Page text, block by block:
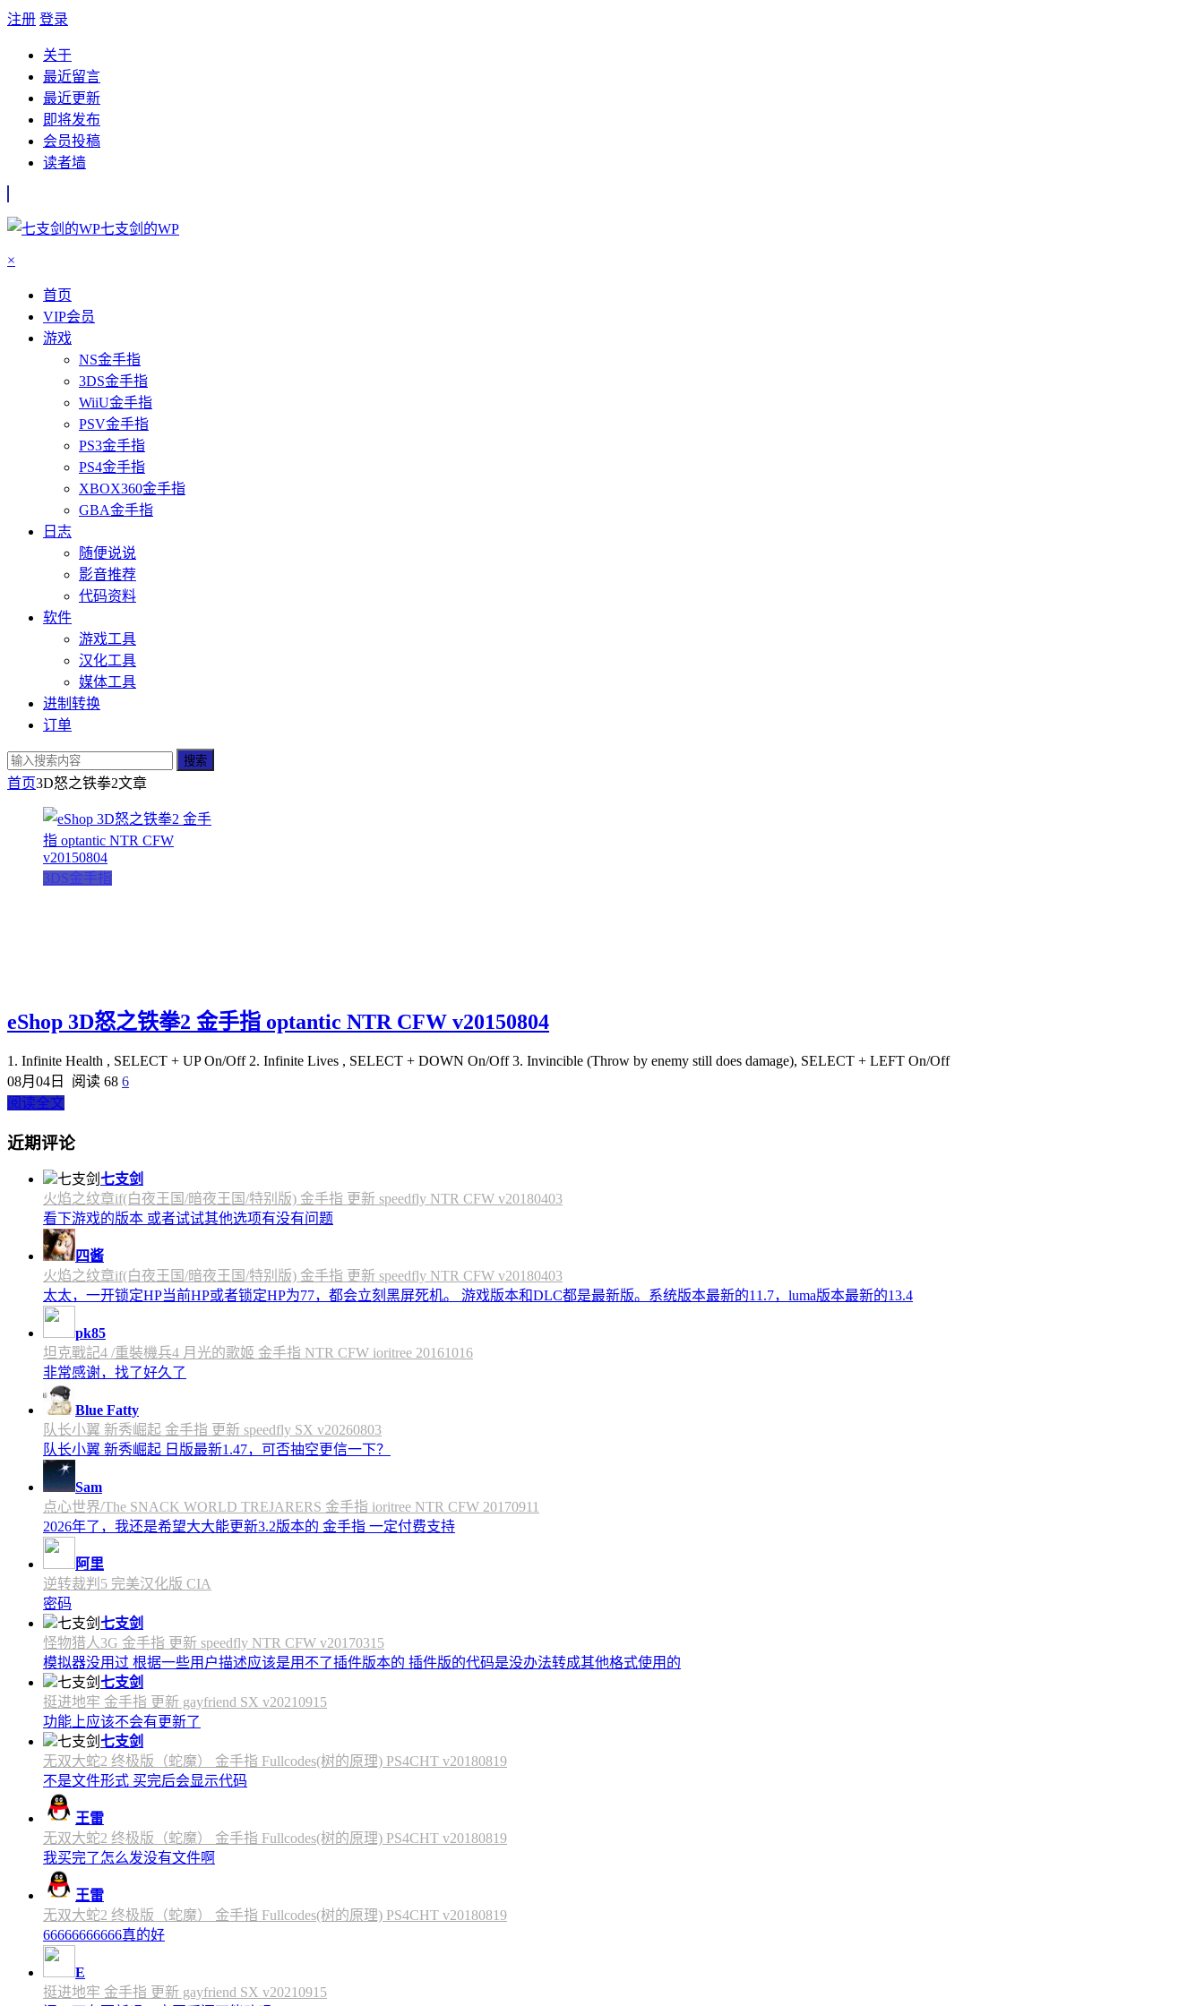
注册 登录
关于
最近留言
最近更新
即将发布
会员投稿
读者墙
七支剑的WP
×
首页
VIP会员
游戏
NS金手指
3DS金手指
WiiU金手指
PSV金手指
PS3金手指
PS4金手指
XBOX360金手指
GBA金手指
日志
随便说说
影音推荐
代码资料
软件
游戏工具
汉化工具
媒体工具
进制转换
订单
搜索
首页3D怒之铁拳2文章
3DS金手指
eShop 3D怒之铁拳2 金手指 optantic NTR CFW v20150804
1. Infinite Health , SELECT + UP On/Off 2. Infinite Lives , SELECT + DOWN On/Off 3. Invincible (Throw by enemy still does damage), SELECT + LEFT On/Off
08月04日
阅读 68 6
阅读全文
近期评论
七支剑
火焰之纹章if(白夜王国/暗夜王国/特别版) 金手指 更新 speedfly NTR CFW v20180403
看下游戏的版本 或者试试其他选项有没有问题
四酱
火焰之纹章if(白夜王国/暗夜王国/特别版) 金手指 更新 speedfly NTR CFW v20180403
太太，一开锁定HP当前HP或者锁定HP为77，都会立刻黑屏死机。 游戏版本和DLC都是最新版。系统版本最新的11.7，luma版本最新的13.4
pk85
坦克戰記4 /重裝機兵4 月光的歌姬 金手指 NTR CFW ioritree 20161016
非常感谢，找了好久了
Blue Fatty
队长小翼 新秀崛起 金手指 更新 speedfly SX v20260803
队长小翼 新秀崛起 日版最新1.47，可否抽空更信一下？
Sam
点心世界/The SNACK WORLD TREJARERS 金手指 ioritree NTR CFW 20170911
2026年了，我还是希望大大能更新3.2版本的 金手指 一定付费支持
阿里
逆转裁判5 完美汉化版 CIA
密码
七支剑
怪物猎人3G 金手指 更新 speedfly NTR CFW v20170315
模拟器没用过 根据一些用户描述应该是用不了插件版本的 插件版的代码是没办法转成其他格式使用的
七支剑
挺进地牢 金手指 更新 gayfriend SX v20210915
功能上应该不会有更新了
七支剑
无双大蛇2 终极版（蛇魔） 金手指 Fullcodes(树的原理) PS4CHT v20180819
不是文件形式 买完后会显示代码
王雷
无双大蛇2 终极版（蛇魔） 金手指 Fullcodes(树的原理) PS4CHT v20180819
我买完了怎么发没有文件啊
王雷
无双大蛇2 终极版（蛇魔） 金手指 Fullcodes(树的原理) PS4CHT v20180819
66666666666真的好
E
挺进地牢 金手指 更新 gayfriend SX v20210915